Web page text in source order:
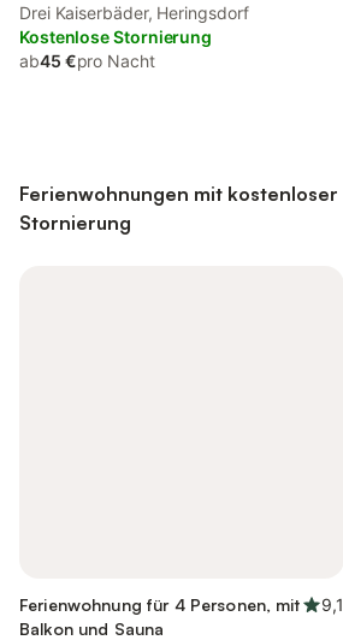
Drei Kaiserbäder, Heringsdorf
Kostenlose Stornierung
ab45 €pro Nacht
Ferienwohnungen mit kostenloser
Stornierung
Ferienwohnung für 4 Personen, mit
Balkon und Sauna
9,1